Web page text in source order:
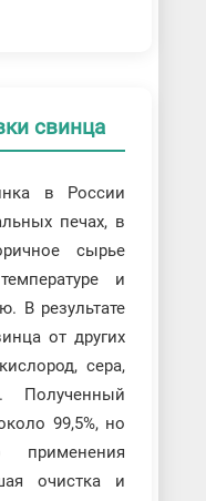
свинца
в России
печах, в
сырье
и
В результате
от других
сера,
Полученный
99,5%, но
очистка и